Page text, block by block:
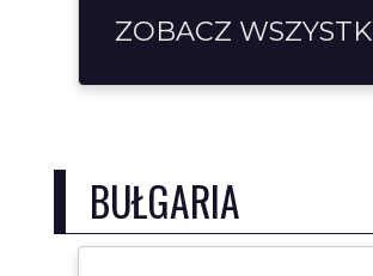
ZOBACZ
BUŁGARIA